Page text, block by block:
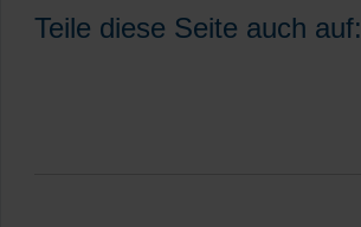
Teile diese Seite auch auf: